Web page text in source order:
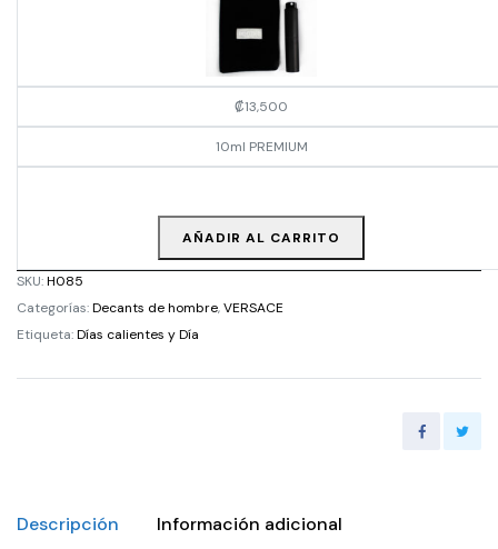
₡13,500
10ml PREMIUM
AÑADIR AL CARRITO
SKU:H085
Categorías:Decants de hombre,VERSACE
Etiqueta:Días calientes y Día
Descripción Información adicional